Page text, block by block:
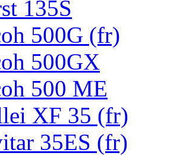
135S
500G (fr)
500GX
500 ME
XF 35 (fr)
35ES (fr)